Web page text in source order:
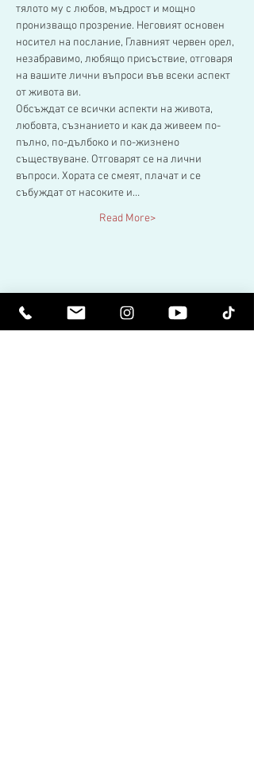
тялото му с любов, мъдрост и мощно
пронизващо прозрение. Неговият основен
носител на послание, Главният червен орел,
незабравимо, любящо присъствие, отговаря
на вашите лични въпроси във всеки аспект
от живота ви.
Обсъждат се всички аспекти на живота,
любовта, съзнанието и как да живеем по-
пълно, по-дълбоко и по-жизнено
съществуване. Отговарят се на лични
въпроси. Хората се смеят, плачат и се
събуждат от насоките и…
Read More>
Share This Event